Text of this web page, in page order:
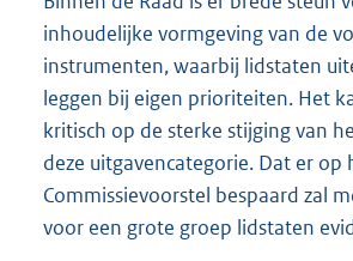
inhoudelijke vormgeving van de
instrumenten, waarbij lidstaten
leggen bij eigen prioriteiten. Het
kritisch op de sterke stijging van
deze uitgavencategorie. Dat er op
Commissievoorstel bespaard zal
voor een grote groep lidstaten